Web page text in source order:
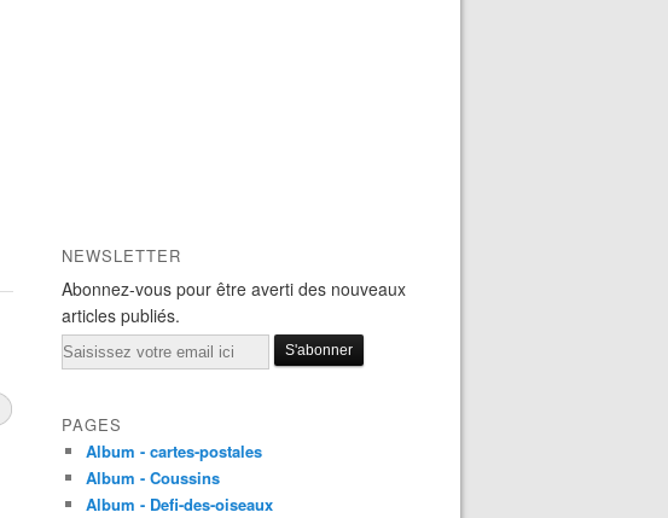
NEWSLETTER
Abonnez-vous pour être averti des nouveaux
articles publiés.
Email
PAGES
Album - cartes-postales
Album - Coussins
Album - Defi-des-oiseaux